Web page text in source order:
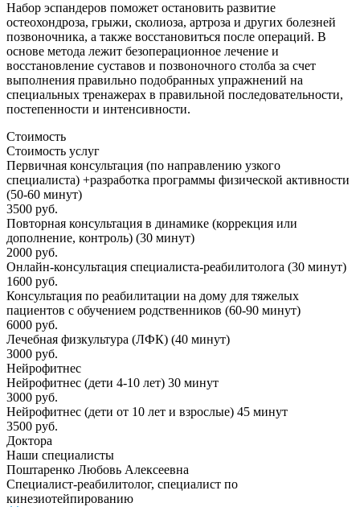
Набор эспандеров поможет остановить развитие
остеохондроза, грыжи, сколиоза, артроза и других болезней
позвоночника, а также восстановиться после операций. В
основе метода лежит безоперационное лечение и
восстановление суставов и позвоночного столба за счет
выполнения правильно подобранных упражнений на
специальных тренажерах в правильной последовательности,
постепенности и интенсивности.
Стоимость
Стоимость услуг
Первичная консультация (по направлению узкого
специалиста) +разработка программы физической активности
(50-60 минут)
3500 руб.
Повторная консультация в динамике (коррекция или
дополнение, контроль) (30 минут)
2000 руб.
Онлайн-консультация специалиста-реабилитолога (30 минут)
1600 руб.
Консультация по реабилитации на дому для тяжелых
пациентов с обучением родственников (60-90 минут)
6000 руб.
Лечебная физкультура (ЛФК) (40 минут)
3000 руб.
Нейрофитнес
Нейрофитнес (дети 4-10 лет) 30 минут
3000 руб.
Нейрофитнес (дети от 10 лет и взрослые) 45 минут
3500 руб.
Доктора
Наши специалисты
Поштаренко Любовь Алексеевна
Специалист-реабилитолог, специалист по
кинезиотейпированию